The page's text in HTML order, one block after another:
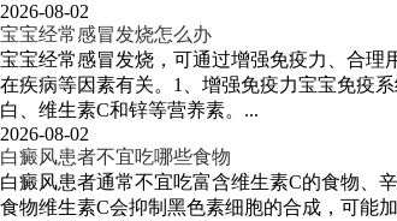
2026-08-02
宝宝经常感冒发烧怎么办
宝宝经常感冒发烧，可通过增强免疫力、合
在疾病等因素有关。1、增强免疫力宝宝免疫
白、维生素C和锌等营养素。...
2026-08-02
白癜风患者不宜吃哪些食物
白癜风患者通常不宜吃富含维生素C的食物、
食物维生素C会抑制黑色素细胞的合成，可能